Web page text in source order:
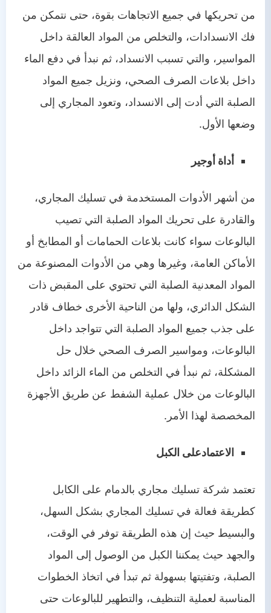
من تحريكها في جميع الاتجاهات بقوة، حتى نتمكن من
فك الانسدادات، والتخلص من المواد العالقة داخل
المواسير، والتي تسبب الانسداد، ثم نبدأ في دفع الماء
داخل بلاعات الصرف الصحي، ونزيل جميع المواد
الصلبة التي أدت إلى الانسداد، وتعود المجاري إلى
وضعها الأول.
أداة أوجير
من أشهر الأدوات المستخدمة في تسليك المجاري،
والقادرة على تحريك المواد الصلبة التي تصيب
البالوعات سواء كانت بلاعات الحمامات أو المطابخ أو
الأماكن العامة، وغيرها وهي من الأدوات المصنوعة من
المواد المعدنية الصلبة التي تحتوي على المقبض ذات
الشكل الدائري، ولها من الناحية الأخرى خطاف قادر
على جذب جميع المواد الصلبة التي تتواجد داخل
البالوعات، ومواسير الصرف الصحي خلال حل
المشكلة، ثم نبدأ في التخلص من الماء الزائد داخل
البالوعات من خلال عملية الشفط عن طريق الأجهزة
المخصصة لهذا الأمر.
الاعتمادعلى الكبل
تعتمد شركة تسليك مجاري بالدمام على الكابل
كطريقة فعالة في تسليك المجاري بشكل السهل،
والبسيط حيث إن هذه الطريقة توفر في الوقت،
والجهد حيث يمكننا الكبل من الوصول إلى المواد
الصلبة، وتفتيتها بسهولة ثم تبدأ في اتخاذ الخطوات
المناسبة لعملية التنظيف، والتطهير للبالوعات حتى